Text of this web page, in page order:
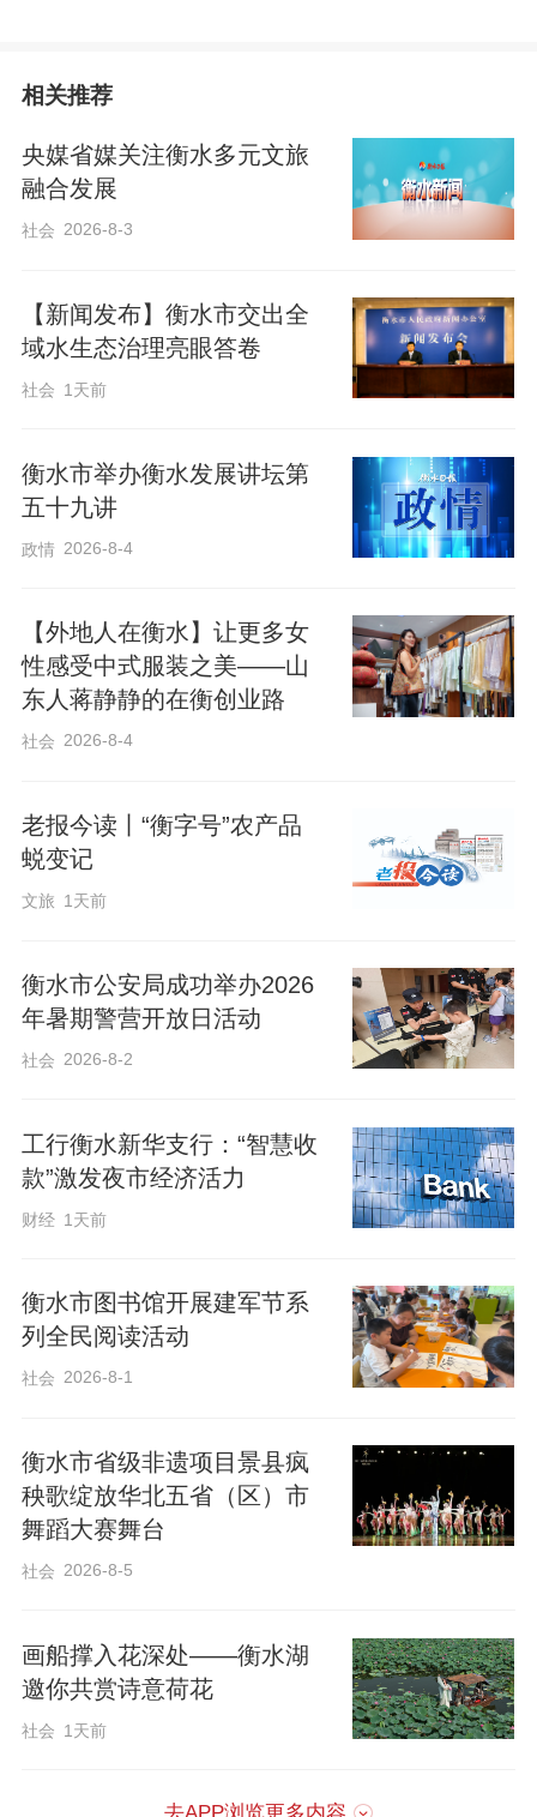
相关推荐
央媒省媒关注衡水多元文旅
融合发展
社会 2026-8-3
【新闻发布】衡水市交出全
域水生态治理亮眼答卷
社会 1天前
衡水市举办衡水发展讲坛第
五十九讲
政情 2026-8-4
【外地人在衡水】让更多女
性感受中式服装之美——山
东人蒋静静的在衡创业路
社会 2026-8-4
老报今读丨“衡字号”农产品
蜕变记
文旅 1天前
衡水市公安局成功举办2026
年暑期警营开放日活动
社会 2026-8-2
工行衡水新华支行：“智慧收
款”激发夜市经济活力
财经 1天前
衡水市图书馆开展建军节系
列全民阅读活动
社会 2026-8-1
衡水市省级非遗项目景县疯
秧歌绽放华北五省（区）市
舞蹈大赛舞台
社会 2026-8-5
画船撑入花深处——衡水湖
邀你共赏诗意荷花
社会 1天前